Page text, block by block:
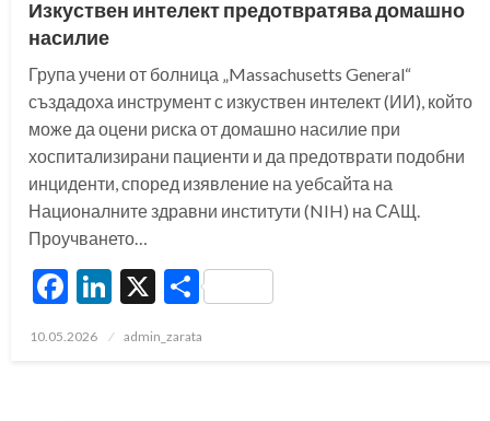
Изкуствен интелект предотвратява домашно
насилие
Група учени от болница „Massachusetts General“
създадоха инструмент с изкуствен интелект (ИИ), който
може да оцени риска от домашно насилие при
хоспитализирани пациенти и да предотврати подобни
инциденти, според изявление на уебсайта на
Националните здравни институти (NIH) на САЩ.
Проучването…
Facebook
LinkedIn
X Share
Posted
10.05.2026 admin_zarata